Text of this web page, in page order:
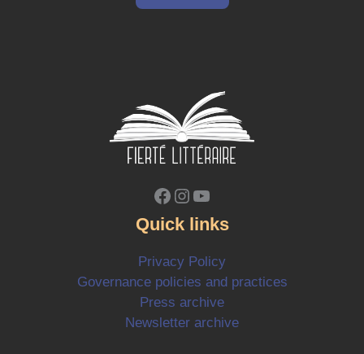
Facebook
Instagram
YouTube
Quick links
Privacy Policy
Governance policies and practices
Press archive
Newsletter archive